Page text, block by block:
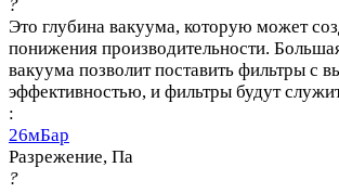
?
Это глубина вакуума, которую может
понижения производительности.
вакуума позволит поставить фильтры с
эффективностью, и фильтры будут
:
26мБар
Разрежение, Па
?